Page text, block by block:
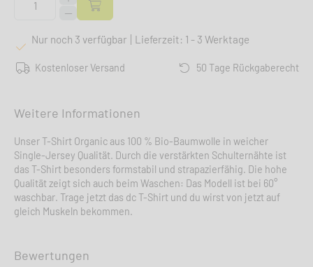
Weitere Informationen
Unser T-Shirt Organic aus 100 % Bio-Baumwolle in weicher
Single-Jersey Qualität. Durch die verstärkten Schulternähte ist
das T-Shirt besonders formstabil und strapazierfähig. Die hohe
Qualität zeigt sich auch beim Waschen: Das Modell ist bei 60°
waschbar. Trage jetzt das dc T-Shirt und du wirst von jetzt auf
gleich Muskeln bekommen.
Bewertungen
Nur noch 3 verfügbar Lieferzeit: 1 - 3 Werktage
Kostenloser Versand 50 Tage Rückgaberecht